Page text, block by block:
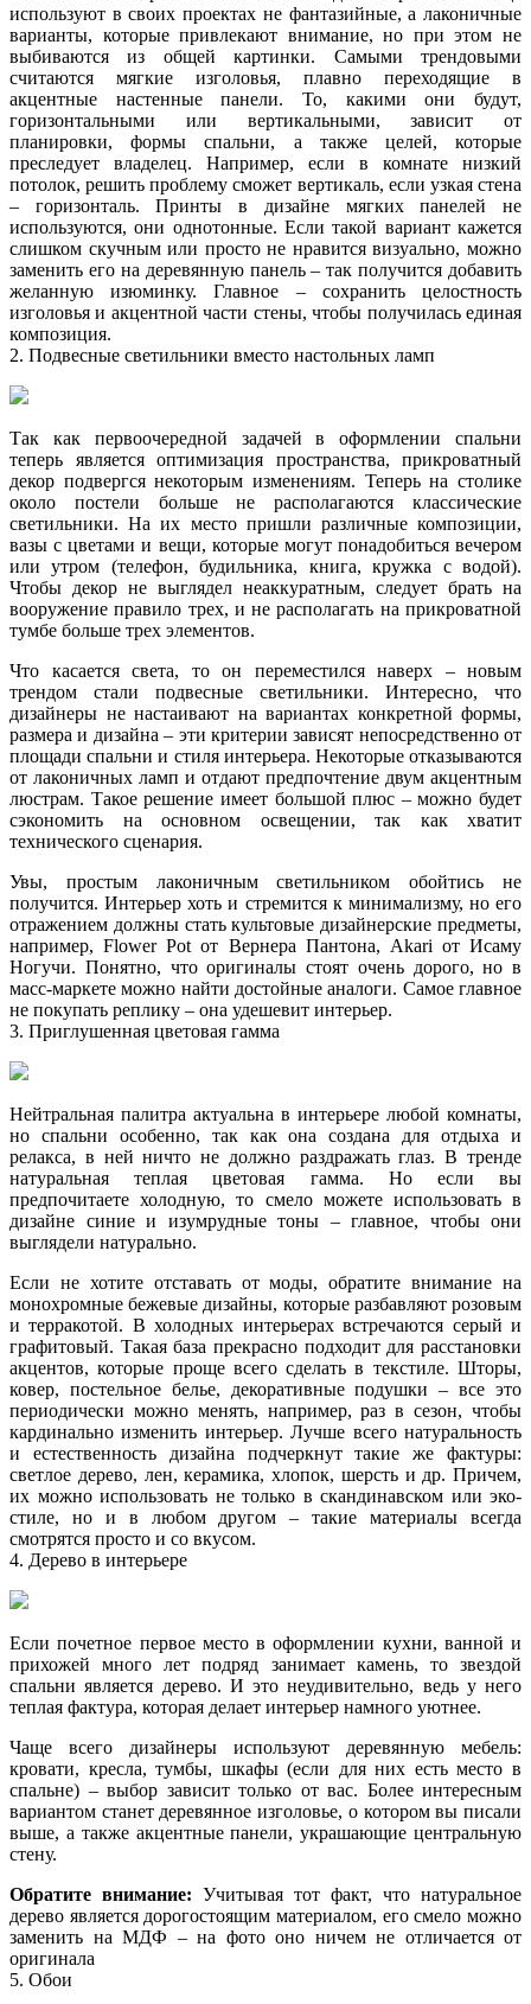
используют в своих проектах не фантазийные, а лаконичные
варианты, которые привлекают внимание, но при этом не
выбиваются из общей картинки. Самыми трендовыми
считаются мягкие изголовья, плавно переходящие в
акцентные настенные панели. То, какими они будут,
горизонтальными или вертикальными, зависит от
планировки, формы спальни, а также целей, которые
преследует владелец. Например, если в комнате низкий
потолок, решить проблему сможет вертикаль, если узкая стена
– горизонталь. Принты в дизайне мягких панелей не
используются, они однотонные. Если такой вариант кажется
слишком скучным или просто не нравится визуально, можно
заменить его на деревянную панель – так получится добавить
желанную изюминку. Главное – сохранить целостность
изголовья и акцентной части стены, чтобы получилась единая
композиция.
2. Подвесные светильники вместо настольных ламп
Так как первоочередной задачей в оформлении спальни
теперь является оптимизация пространства, прикроватный
декор подвергся некоторым изменениям. Теперь на столике
около постели больше не располагаются классические
светильники. На их место пришли различные композиции,
вазы с цветами и вещи, которые могут понадобиться вечером
или утром (телефон, будильника, книга, кружка с водой).
Чтобы декор не выглядел неаккуратным, следует брать на
вооружение правило трех, и не располагать на прикроватной
тумбе больше трех элементов.
Что касается света, то он переместился наверх – новым
трендом стали подвесные светильники. Интересно, что
дизайнеры не настаивают на вариантах конкретной формы,
размера и дизайна – эти критерии зависят непосредственно от
площади спальни и стиля интерьера. Некоторые отказываются
от лаконичных ламп и отдают предпочтение двум акцентным
люстрам. Такое решение имеет большой плюс – можно будет
сэкономить на основном освещении, так как хватит
технического сценария.
Увы, простым лаконичным светильником обойтись не
получится. Интерьер хоть и стремится к минимализму, но его
отражением должны стать культовые дизайнерские предметы,
например, Flower Pot от Вернера Пантона, Akari от Исаму
Ногучи. Понятно, что оригиналы стоят очень дорого, но в
масс-маркете можно найти достойные аналоги. Самое главное
не покупать реплику – она удешевит интерьер.
3. Приглушенная цветовая гамма
Нейтральная палитра актуальна в интерьере любой комнаты,
но спальни особенно, так как она создана для отдыха и
релакса, в ней ничто не должно раздражать глаз. В тренде
натуральная теплая цветовая гамма. Но если вы
предпочитаете холодную, то смело можете использовать в
дизайне синие и изумрудные тоны – главное, чтобы они
выглядели натурально.
Если не хотите отставать от моды, обратите внимание на
монохромные бежевые дизайны, которые разбавляют розовым
и терракотой. В холодных интерьерах встречаются серый и
графитовый. Такая база прекрасно подходит для расстановки
акцентов, которые проще всего сделать в текстиле. Шторы,
ковер, постельное белье, декоративные подушки – все это
периодически можно менять, например, раз в сезон, чтобы
кардинально изменить интерьер. Лучше всего натуральность
и естественность дизайна подчеркнут такие же фактуры:
светлое дерево, лен, керамика, хлопок, шерсть и др. Причем,
их можно использовать не только в скандинавском или эко-
стиле, но и в любом другом – такие материалы всегда
смотрятся просто и со вкусом.
4. Дерево в интерьере
Если почетное первое место в оформлении кухни, ванной и
прихожей много лет подряд занимает камень, то звездой
спальни является дерево. И это неудивительно, ведь у него
теплая фактура, которая делает интерьер намного уютнее.
Чаще всего дизайнеры используют деревянную мебель:
кровати, кресла, тумбы, шкафы (если для них есть место в
спальне) – выбор зависит только от вас. Более интересным
вариантом станет деревянное изголовье, о котором вы писали
выше, а также акцентные панели, украшающие центральную
стену.
Обратите внимание: Учитывая тот факт, что натуральное
дерево является дорогостоящим материалом, его смело можно
заменить на МДФ – на фото оно ничем не отличается от
оригинала
5. Обои